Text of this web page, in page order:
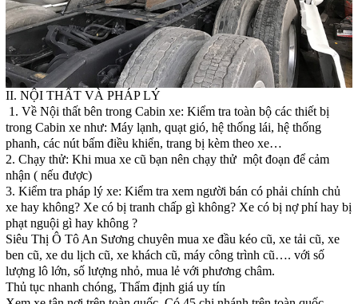
II. NỘI THẤT VÀ PHÁP LÝ
1. Về Nội thất bên trong Cabin xe: Kiểm tra toàn bộ các thiết bị
trong Cabin xe như: Máy lạnh, quạt gió, hệ thống lái, hệ thống
phanh, các nút bấm điều khiển, trang bị kèm theo xe…
2. Chạy thử: Khi mua xe cũ bạn nên chạy thử một đoạn để cảm
nhận ( nếu được)
3. Kiểm tra pháp lý xe: Kiểm tra xem người bán có phải chính chủ
xe hay không? Xe có bị tranh chấp gì không? Xe có bị nợ phí hay bị
phạt nguội gì hay không ?
Siêu Thị Ô Tô An Sương chuyên mua xe đầu kéo cũ, xe tải cũ, xe
ben cũ, xe du lịch cũ, xe khách cũ, máy công trình cũ…. với số
lượng lô lớn, số lượng nhỏ, mua lẻ với phương châm.
Thủ tục nhanh chóng, Thẩm định giá uy tín